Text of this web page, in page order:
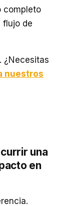
completo
flujo de
. ¿Necesitas
nuestros
una
en